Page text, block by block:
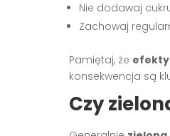
Nie dodawaj
Zachowaj
Pamiętaj, że efekty
konsekwencja są
Czy